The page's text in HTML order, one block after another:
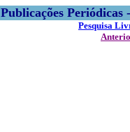
Publicações
Pesquisa